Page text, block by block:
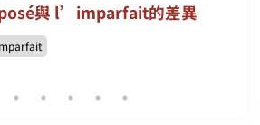
與 l’imparfait的差異